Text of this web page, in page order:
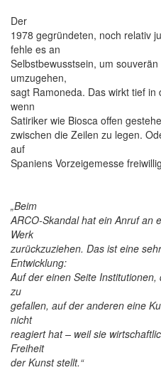
Der
1978 gegründeten, noch relativ
fehle es an
Selbstbewusstsein, um
umzugehen,
sagt Ramoneda. Das wirkt tief in
wenn
Satiriker wie Biosca offen
zwischen die Zeilen zu legen.
auf
Spaniens Vorzeigemesse
„Beim
ARCO-Skandal hat ein Anruf an
Werk
zurückzuziehen. Das ist eine
Entwicklung:
Auf der einen Seite
zu
gefallen, auf der anderen eine
nicht
reagiert hat – weil sie
Freiheit
der Kunst stellt.“